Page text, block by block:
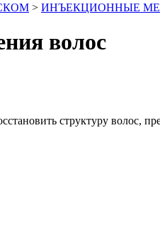
> ИНЪЕКЦИОННЫЕ
волос
структуру волос,